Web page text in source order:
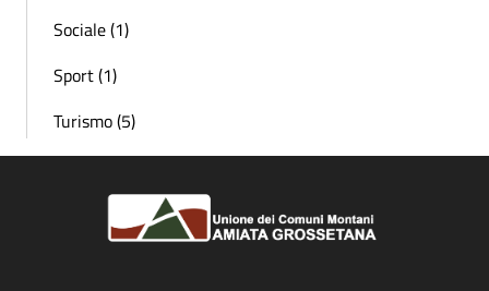
Sociale (1)
Sport (1)
Turismo (5)